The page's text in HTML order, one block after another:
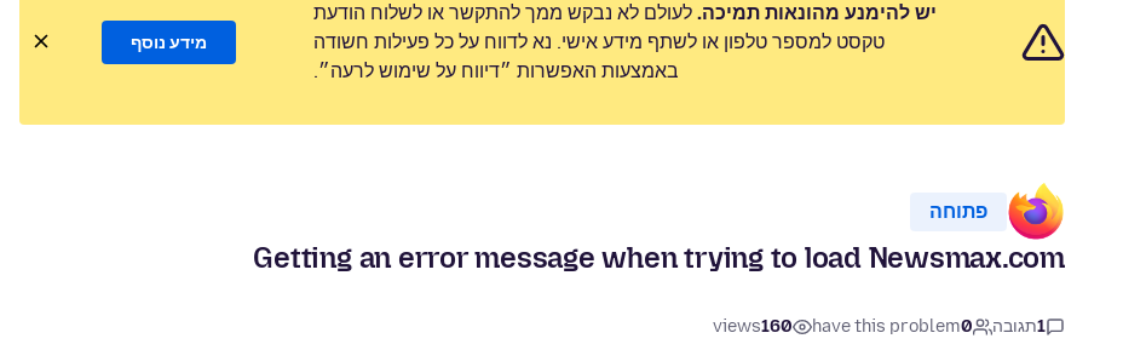
יש להימנע מהונאות תמיכה. לעולם לא נבקש ממך להתקשר או לשלוח הודעת
טקסט למספר טלפון או לשתף מידע אישי. נא לדווח על כל פעילות חשודה
באמצעות האפשרות ״דיווח על שימוש לרעה״.
מידע נוסף
פתוחה
Getting an error message when trying to load Newsmax.com
1תגובה 0
have this problem
160
views